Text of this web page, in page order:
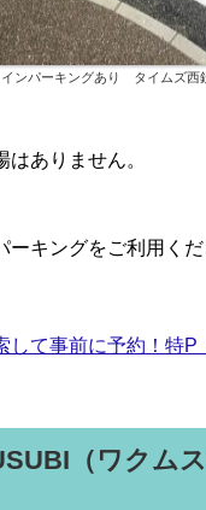
インパーキングあり タイムズ西
ありません。
ーキングをご利用くだ
して事前に予約！特P
（ワクム